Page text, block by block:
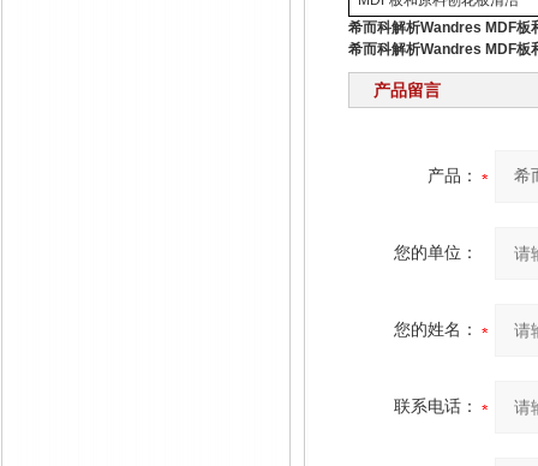
希而科解析Wandres MDF板
希而科解析Wandres MDF板
产品留言
产品：
您的单位：
您的姓名：
联系电话：